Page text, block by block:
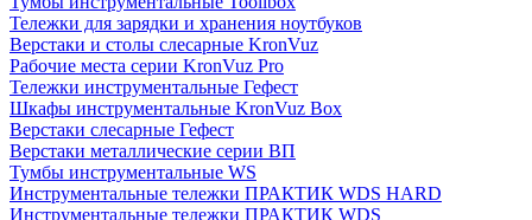
Тележки для зарядки и хранения ноутбуков
Верстаки и столы слесарные KronVuz
Рабочие места серии KronVuz Pro
Тележки инструментальные Гефест
Шкафы инструментальные KronVuz Box
Верстаки слесарные Гефест
Верстаки металлические серии ВП
Тумбы инструментальные WS
Инструментальные тележки ПРАКТИК WDS HARD
Инструментальные тележки ПРАКТИК WDS